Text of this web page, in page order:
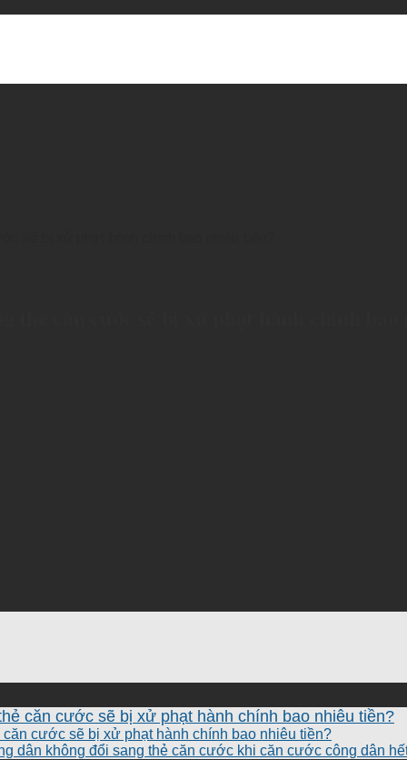
sẽ bị xử phạt hành chính bao nhiêu tiền?
thẻ căn cước sẽ bị xử phạt hành chính
căn cước sẽ bị xử phạt hành chính bao nhiêu tiền?
cước sẽ bị xử phạt hành chính bao nhiêu tiền?
dân không đổi sang thẻ căn cước khi căn cước công dân